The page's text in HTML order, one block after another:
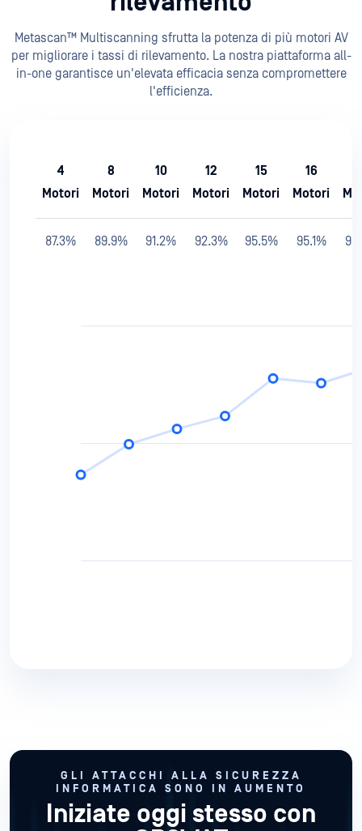
Metascan™ Multiscanning sfrutta la potenza di più motori AV
per migliorare i tassi di rilevamento. La nostra piattaforma all-
in-one garantisce un'elevata efficacia senza compromettere
l'efficienza.
4
Motori
8
Motori
10
Motori
12
Motori
15
Motori
16
Motori
87.3% 89.9% 91.2% 92.3% 95.5% 95.1%
GLI ATTACCHI ALLA SICUREZZA
INFORMATICA SONO IN AUMENTO
Iniziate oggi stesso con